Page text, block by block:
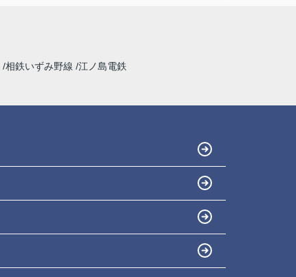
相鉄いずみ野線 江ノ島電鉄